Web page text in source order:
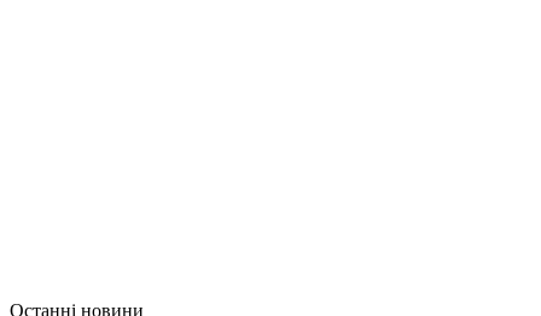
Останні новини